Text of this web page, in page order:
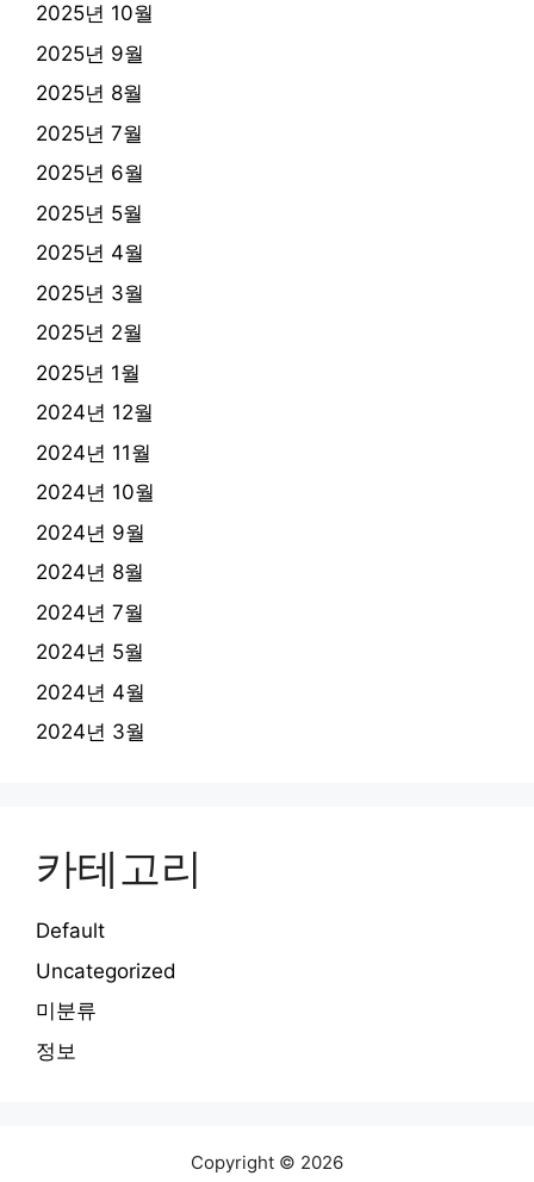
2025년 10월
2025년 9월
2025년 8월
2025년 7월
2025년 6월
2025년 5월
2025년 4월
2025년 3월
2025년 2월
2025년 1월
2024년 12월
2024년 11월
2024년 10월
2024년 9월
2024년 8월
2024년 7월
2024년 5월
2024년 4월
2024년 3월
카테고리
Default
Uncategorized
미분류
정보
Copyright © 2026